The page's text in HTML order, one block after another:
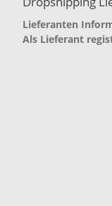
Lieferanten
Als Lieferant